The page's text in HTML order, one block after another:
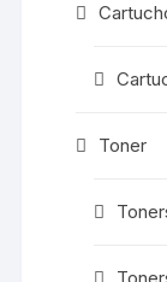
Toner